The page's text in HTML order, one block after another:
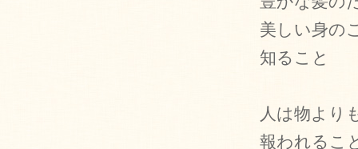
美しい身の
知ること
人は物より
報われるこ